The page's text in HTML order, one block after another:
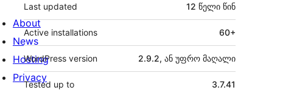
Last updated 12 წელი წინ
Active installations 60+
WordPress version 2.9.2, ან უფრო მაღალი
Tested up to 3.7.41
About
News
Hosting
Privacy